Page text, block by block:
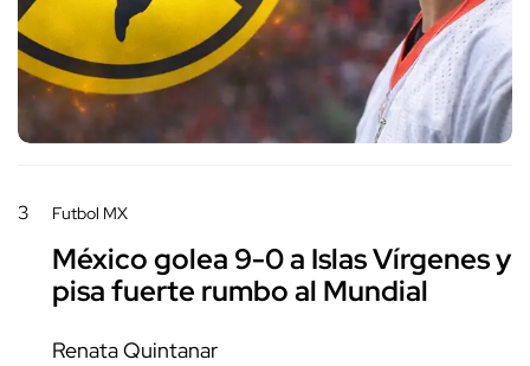
3 Futbol MX
México golea 9-0 a Islas Vírgenes y
pisa fuerte rumbo al Mundial
Renata Quintanar